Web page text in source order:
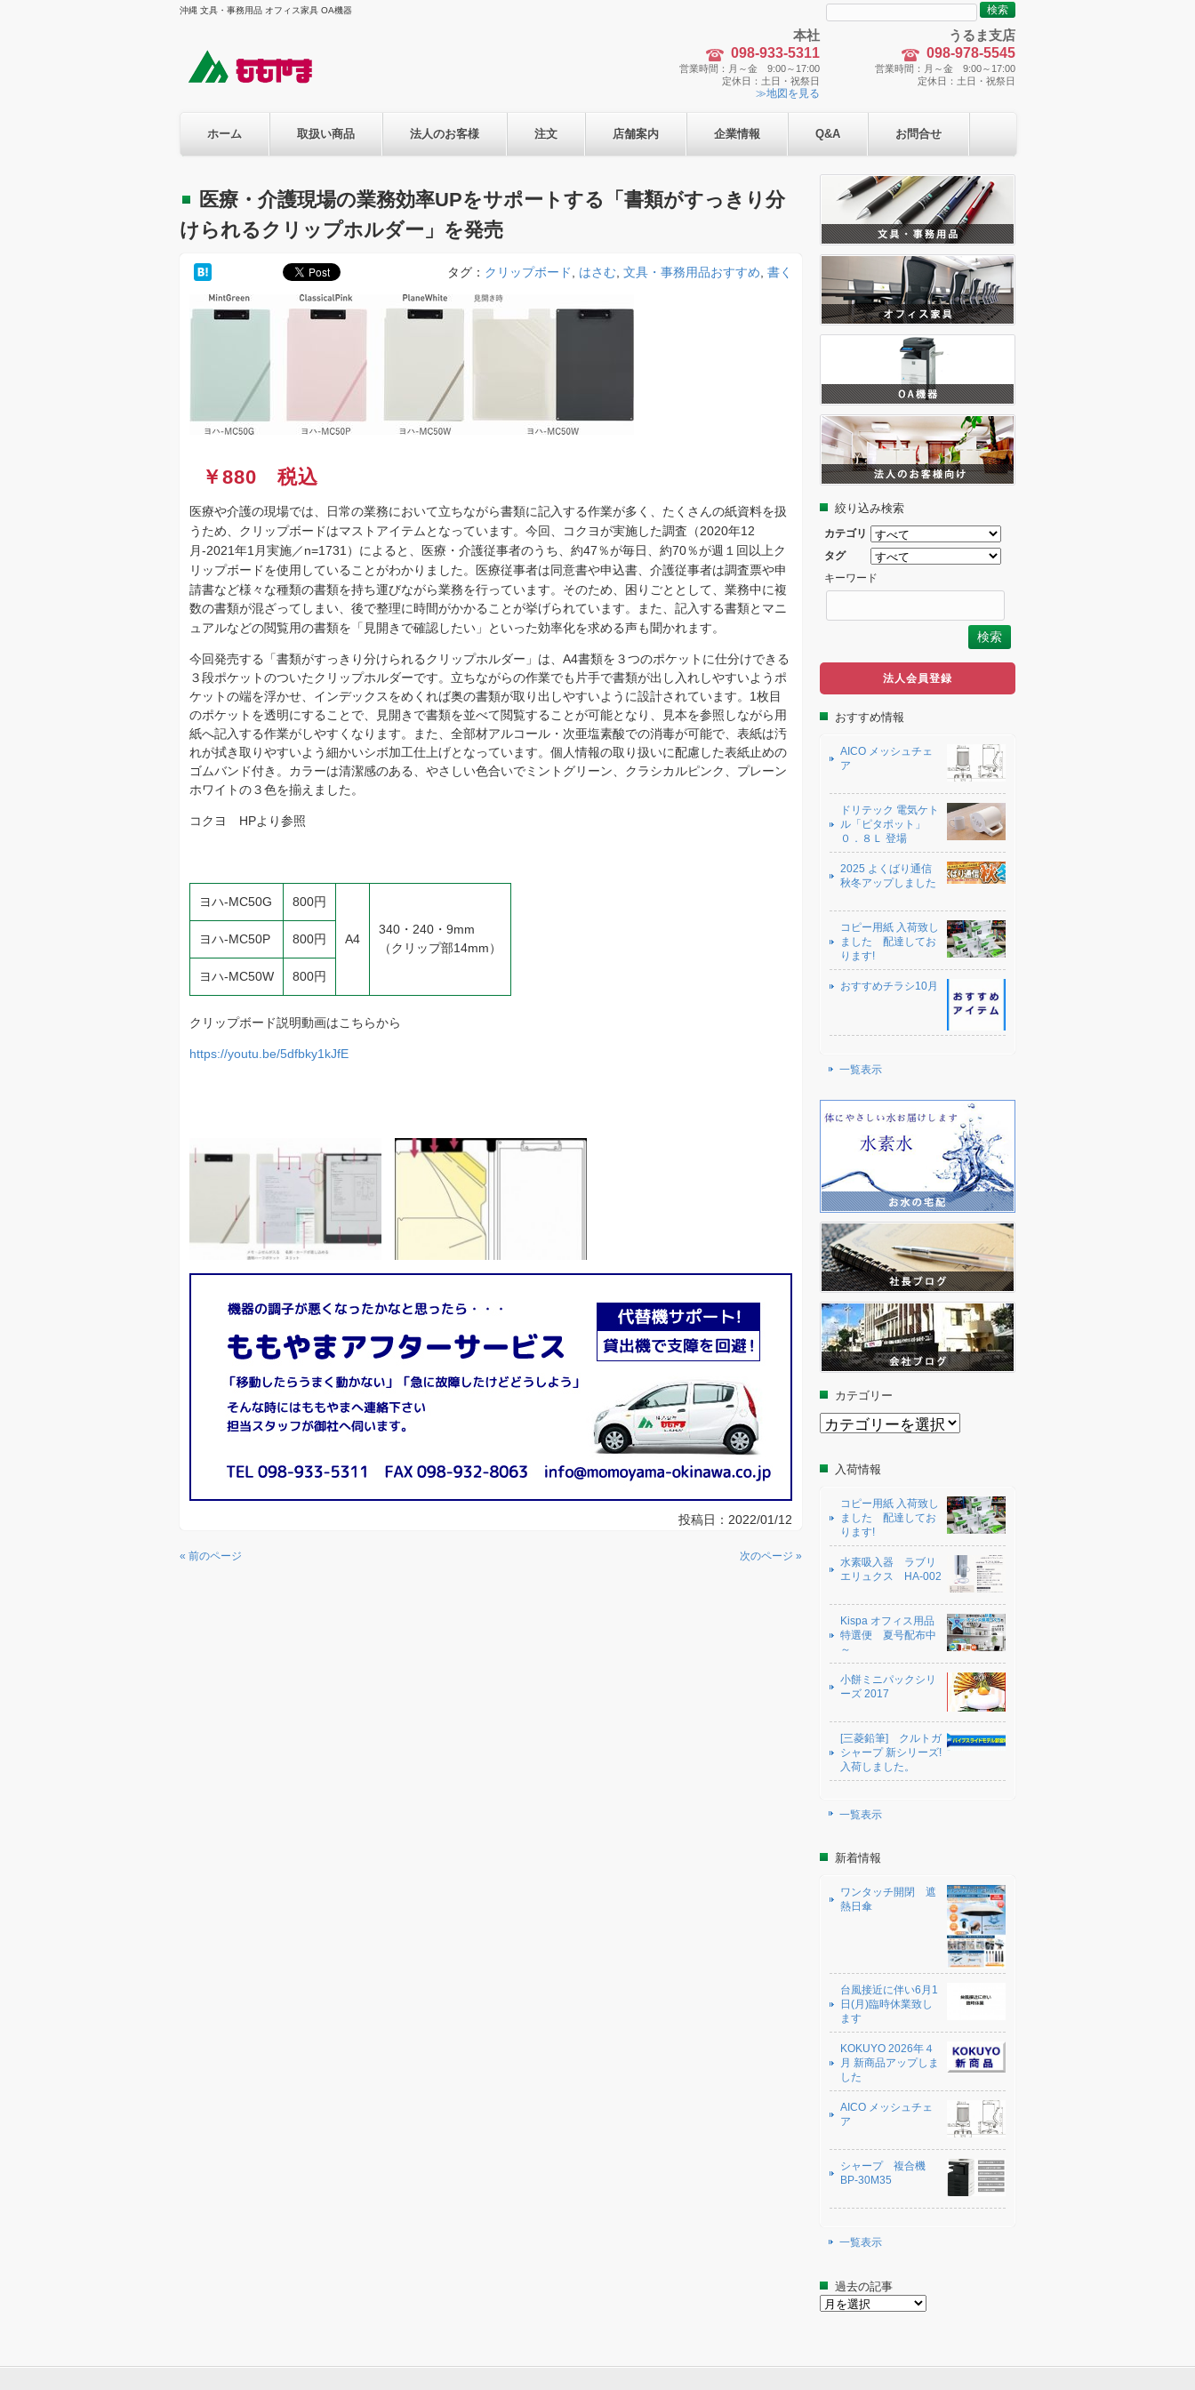
沖縄 文具・事務用品 オフィス家具 OA機器
検
索:
本社
098-933-5311
営業時間：月～金 9:00～17:00
定休日：土日・祝祭日
≫地図を見る
うるま支店
098-978-5545
営業時間：月～金 9:00～17:00
定休日：土日・祝祭日
ホーム 取扱い商品 法人のお客様 注文 店舗案内 企業情報 Q&A お問合せ
医療・介護現場の業務効率UPをサポートする「書類がすっきり分
けられるクリップホルダー」を発売
タグ： クリップボード, はさむ, 文具・事務用品おすすめ, 書く
￥880 税込
医療や介護の現場では、日常の業務において立ちながら書類に記入する作業が多く、たくさんの紙資料を扱
うため、クリップボードはマストアイテムとなっています。今回、コクヨが実施した調査（2020年12
月-2021年1月実施／n=1731）によると、医療・介護従事者のうち、約47％が毎日、約70％が週１回以上ク
リップボードを使用していることがわかりました。医療従事者は同意書や申込書、介護従事者は調査票や申
請書など様々な種類の書類を持ち運びながら業務を行っています。そのため、困りごととして、業務中に複
数の書類が混ざってしまい、後で整理に時間がかかることが挙げられています。また、記入する書類とマニ
ュアルなどの閲覧用の書類を「見開きで確認したい」といった効率化を求める声も聞かれます。
今回発売する「書類がすっきり分けられるクリップホルダー」は、A4書類を３つのポケットに仕分けできる
３段ポケットのついたクリップホルダーです。立ちながらの作業でも片手で書類が出し入れしやすいようポ
ケットの端を浮かせ、インデックスをめくれば奥の書類が取り出しやすいように設計されています。1枚目
のポケットを透明にすることで、見開きで書類を並べて閲覧することが可能となり、見本を参照しながら用
紙へ記入する作業がしやすくなります。また、全部材アルコール・次亜塩素酸での消毒が可能で、表紙は汚
れが拭き取りやすいよう細かいシボ加工仕上げとなっています。個人情報の取り扱いに配慮した表紙止めの
ゴムバンド付き。カラーは清潔感のある、やさしい色合いでミントグリーン、クラシカルピンク、プレーン
ホワイトの３色を揃えました。
コクヨ HPより参照
ヨハ-MC50G 800円
A4
340・240・9mm
（クリップ部14mm）
ヨハ-MC50P 800円
ヨハ-MC50W 800円
クリップボード説明動画はこちらから
https://youtu.be/5dfbky1kJfE
投稿日： 2022/01/12
« 前のページ 次のページ »
絞り込み検索
カテゴリ
タグ
キーワード
法人会員登録
おすすめ情報
AICO メッシュチェ
ア
ドリテック 電気ケト
ル「ピタポット」
０．８Ｌ 登場
2025 よくばり通信
秋冬アップしました
コピー用紙 入荷致し
ました 配達してお
ります!
おすすめチラシ10月
一覧表示
カテゴリー
カ
テ
ー
入荷情報
コピー用紙 入荷致し
ました 配達してお
ります!
水素吸入器 ラブリ
エリュクス HA-002
Kispa オフィス用品
特選便 夏号配布中
～
小餅ミニパックシリ
ーズ 2017
[三菱鉛筆] クルトガ
シャープ 新シリーズ!
入荷しました。
一覧表示
新着情報
ワンタッチ開閉 遮
熱日傘
台風接近に伴い6月1
日(月)臨時休業致し
ます
KOKUYO 2026年４
月 新商品アップしま
した
AICO メッシュチェ
ア
シャープ 複合機
BP-30M35
一覧表示
過去の記事
過
事